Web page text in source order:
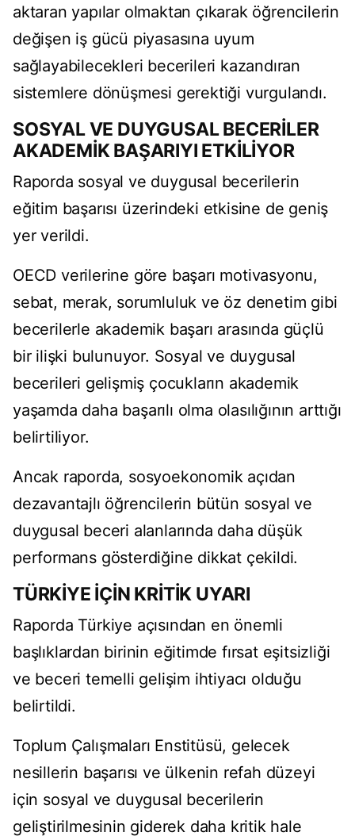
aktaran yapılar olmaktan çıkarak öğrencilerin
değişen iş gücü piyasasına uyum
sağlayabilecekleri becerileri kazandıran
sistemlere dönüşmesi gerektiği vurgulandı.
SOSYAL VE DUYGUSAL BECERİLER
AKADEMİK BAŞARIYI ETKİLİYOR
Raporda sosyal ve duygusal becerilerin
eğitim başarısı üzerindeki etkisine de geniş
yer verildi.
OECD verilerine göre başarı motivasyonu,
sebat, merak, sorumluluk ve öz denetim gibi
becerilerle akademik başarı arasında güçlü
bir ilişki bulunuyor. Sosyal ve duygusal
becerileri gelişmiş çocukların akademik
yaşamda daha başarılı olma olasılığının arttığı
belirtiliyor.
Ancak raporda, sosyoekonomik açıdan
dezavantajlı öğrencilerin bütün sosyal ve
duygusal beceri alanlarında daha düşük
performans gösterdiğine dikkat çekildi.
TÜRKİYE İÇİN KRİTİK UYARI
Raporda Türkiye açısından en önemli
başlıklardan birinin eğitimde fırsat eşitsizliği
ve beceri temelli gelişim ihtiyacı olduğu
belirtildi.
Toplum Çalışmaları Enstitüsü, gelecek
nesillerin başarısı ve ülkenin refah düzeyi
için sosyal ve duygusal becerilerin
geliştirilmesinin giderek daha kritik hale